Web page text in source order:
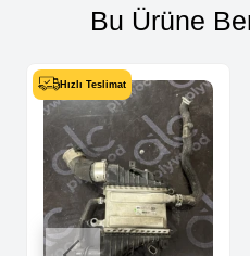
Bu Ürüne
Hızlı Teslimat